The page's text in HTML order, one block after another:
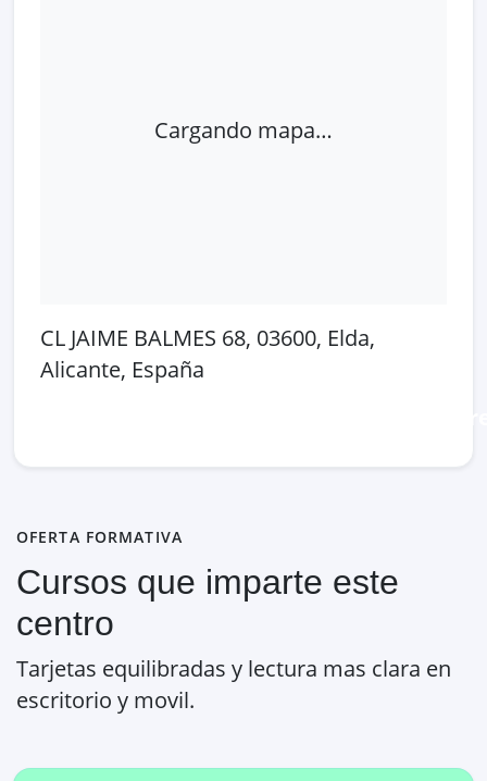
Cargando mapa…
CL JAIME BALMES 68, 03600, Elda,
Alicante, España
OFERTA FORMATIVA
Cursos que imparte este
centro
Tarjetas equilibradas y lectura mas clara en
escritorio y movil.